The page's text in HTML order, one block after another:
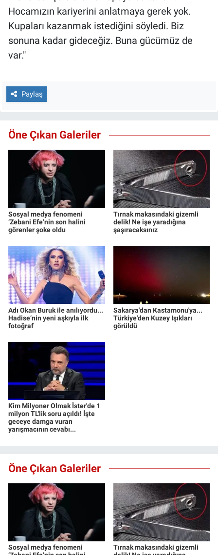
Hocamızın kariyerini anlatmaya gerek yok.
Kupaları kazanmak istediğini söyledi. Biz
sonuna kadar gideceğiz. Buna gücümüz de
var."
Paylaş
Öne Çıkan Galeriler
Sosyal medya fenomeni
‘Zebani Efe’nin son halini
görenler şoke oldu
Tırnak makasındaki gizemli
delik! Ne işe yaradığına
şaşıracaksınız
Adı Okan Buruk ile anılıyordu...
Hadise’nin yeni aşkıyla ilk
fotoğraf
Sakarya'dan Kastamonu'ya...
Türkiye'den Kuzey Işıkları
görüldü
Kim Milyoner Olmak İster'de 1
milyon TL'lik soru açıldı! İşte
geceye damga vuran
yarışmacının cevabı...
Öne Çıkan Galeriler
Sosyal medya fenomeni
Tırnak makasındaki gizemli